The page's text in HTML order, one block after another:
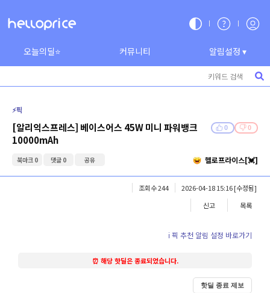
오늘의딜⭐ 커뮤니티 알림설정 ▾
⚡️픽
[알리익스프레스] 베이스어스 45W 미니 파워뱅크
10000mAh
0 0
북마크 0 댓글 0 공유 헬로프라이스[💓]
조회수 244 2026-04-18 15:16[수정됨]
신고
목록
ℹ️ 픽 추천 알림 설정 바로가기
⏰ 해당 핫딜은 종료되었습니다.
핫딜 종료 제보